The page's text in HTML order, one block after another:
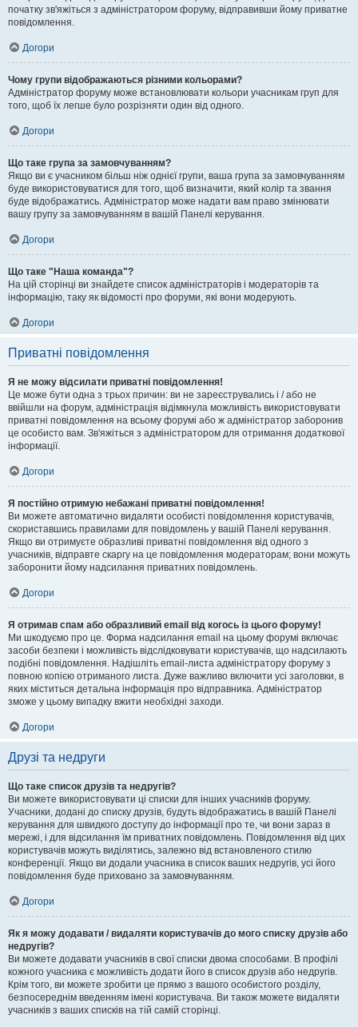
початку зв'яжіться з адміністратором форуму, відправивши йому приватне
повідомлення.
Догори
Чому групи відображаються різними кольорами?
Адміністратор форуму може встановлювати кольори учасникам груп для
того, щоб їх легше було розрізняти один від одного.
Догори
Що таке група за замовчуванням?
Якщо ви є учасником більш ніж однієї групи, ваша група за замовчуванням
буде використовуватися для того, щоб визначити, який колір та звання
буде відображатись. Адміністратор може надати вам право змінювати
вашу групу за замовчуванням в вашій Панелі керування.
Догори
Що таке "Наша команда"?
На цій сторінці ви знайдете список адміністраторів і модераторів та
інформацію, таку як відомості про форуми, які вони модерують.
Догори
Приватні повідомлення
Я не можу відсилати приватні повідомлення!
Це може бути одна з трьох причин: ви не зареєструвались і / або не
ввійшли на форум, адміністрація відімкнула можливість використовувати
приватні повідомлення на всьому форумі або ж адміністратор заборонив
це особисто вам. Зв'яжіться з адміністратором для отримання додаткової
інформації.
Догори
Я постійно отримую небажані приватні повідомлення!
Ви можете автоматично видаляти особисті повідомлення користувачів,
скориставшись правилами для повідомлень у вашій Панелі керування.
Якщо ви отримуєте образливі приватні повідомлення від одного з
учасників, відправте скаргу на це повідомлення модераторам; вони можуть
заборонити йому надсилання приватних повідомлень.
Догори
Я отримав спам або образливий email від когось із цього форуму!
Ми шкодуємо про це. Форма надсилання email на цьому форумі включає
засоби безпеки і можливість відслідковувати користувачів, що надсилають
подібні повідомлення. Надішліть email-листа адміністратору форуму з
повною копією отриманого листа. Дуже важливо включити усі заголовки, в
яких міститься детальна інформація про відправника. Адміністратор
зможе у цьому випадку вжити необхідні заходи.
Догори
Друзі та недруги
Що таке список друзів та недругів?
Ви можете використовувати ці списки для інших учасників форуму.
Учасники, додані до списку друзів, будуть відображатись в вашій Панелі
керування для швидкого доступу до інформації про те, чи вони зараз в
мережі, і для відсилання їм приватних повідомлень. Повідомлення від цих
користувачів можуть виділятись, залежно від встановленого стилю
конференції. Якщо ви додали учасника в список ваших недругів, усі його
повідомлення буде приховано за замовчуванням.
Догори
Як я можу додавати / видаляти користувачів до мого списку друзів або
недругів?
Ви можете додавати учасників в свої списки двома способами. В профілі
кожного учасника є можливість додати його в список друзів або недругів.
Крім того, ви можете зробити це прямо з вашого особистого розділу,
безпосереднім введенням імені користувача. Ви також можете видаляти
учасників з ваших списків на тій самій сторінці.